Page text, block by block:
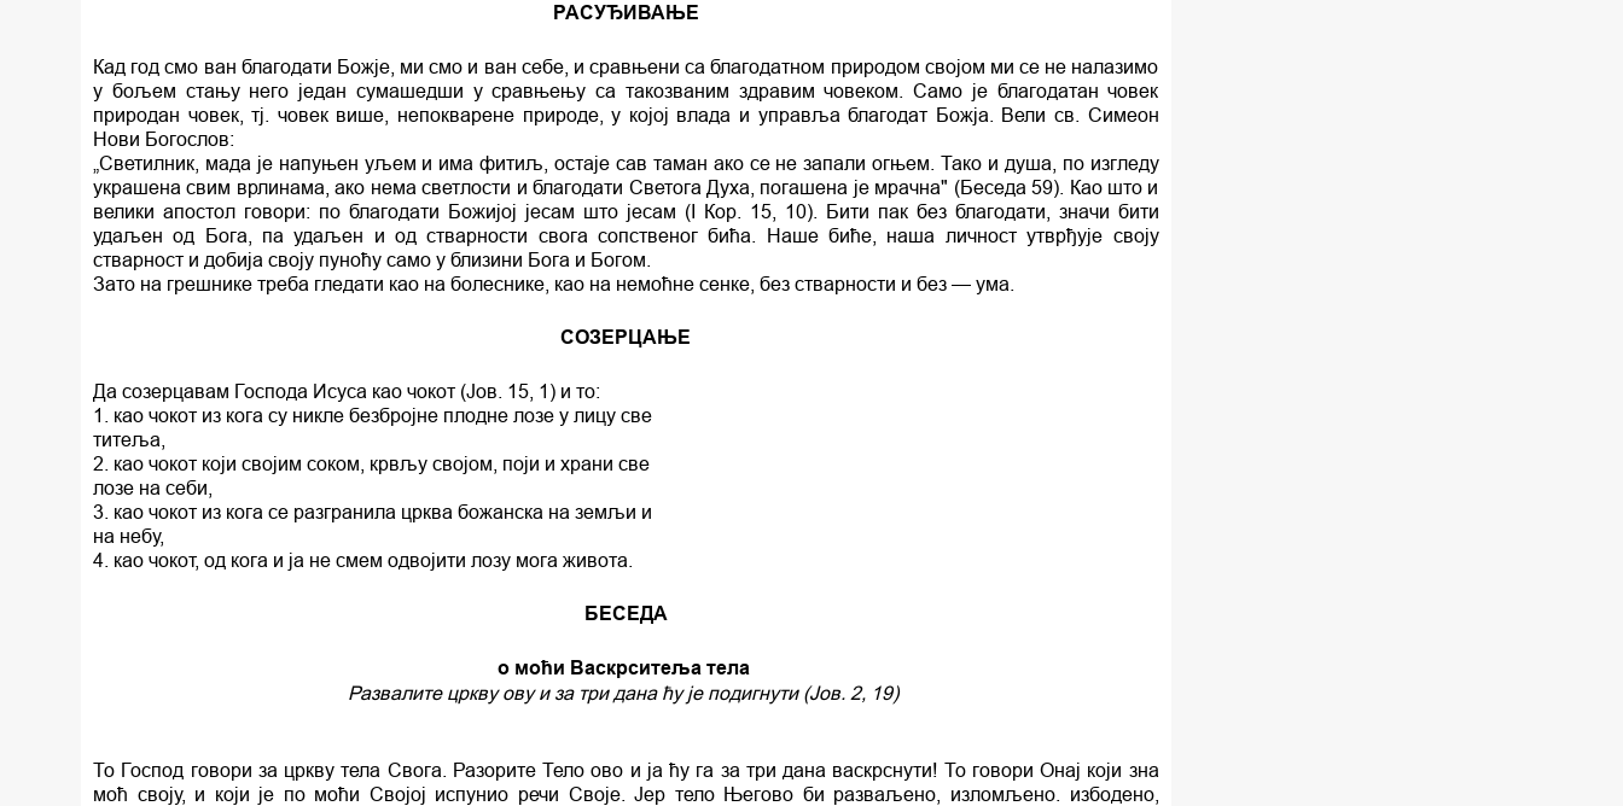
РАСУЂИВАЊЕ
Кад год смо ван благодати Божје, ми смо и ван себе, и сравњени са благодатном природом својом ми се не налазимо
у бољем стању него један сумашедши у сравњењу са такозваним здравим човеком. Само је благодатан човек
природан човек, тј. човек више, непокварене природе, у којој влада и управља благодат Божја. Вели св. Симеон
Нови Богослов:
„Светилник, мада је напуњен уљем и има фитиљ, остаје сав таман ако се не запали огњем. Тако и душа, по изгледу
украшена свим врлинама, ако нема светлости и благодати Светога Духа, погашена је мрачна" (Беседа 59). Као што и
велики апостол говори: по благодати Божијој јесам што јесам (I Кор. 15, 10). Бити пак без благодати, значи бити
удаљен од Бога, па удаљен и од стварности свога сопственог бића. Наше биће, наша личност утврђује своју
стварност и добија своју пуноћу само у близини Бога и Богом.
Зато на грешнике треба гледати као на болеснике, као на немоћне сенке, без стварности и без — ума.
СОЗЕРЦАЊЕ
Да созерцавам Господа Исуса као чокот (Јов. 15, 1) и то:
1. као чокот из кога су никле безбројне плодне лозе у лицу све
титеља,
2. као чокот који својим соком, крвљу својом, поји и храни све
лозе на себи,
3. као чокот из кога се разгранила црква божанска на земљи и
на небу,
4. као чокот, од кога и ја не смем одвојити лозу мога живота.
БЕСЕДА
о моћи Васкрситеља тела
Развалите цркву ову и за три дана ћу је подигнути (Јов. 2, 19)
То Господ говори за цркву тела Свога. Разорите Тело ово и ја ћу га за три дана васкрснути! То говори Онај који зна
моћ своју, и који је по моћи Својој испунио речи Своје. Јер тело Његово би разваљено, изломљено. избодено,